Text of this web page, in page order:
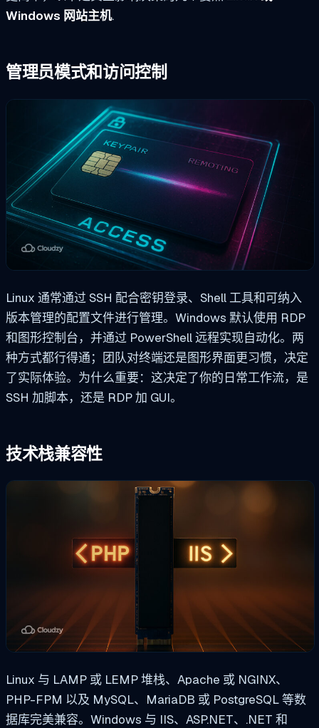
Windows 网站主机.
管理员模式和访问控制
Linux 通常通过 SSH 配合密钥登录、Shell 工具和可纳入
版本管理的配置文件进行管理。Windows 默认使用 RDP
和图形控制台，并通过 PowerShell 远程实现自动化。两
种方式都行得通；团队对终端还是图形界面更习惯，决定
了实际体验。为什么重要：这决定了你的日常工作流，是
SSH 加脚本，还是 RDP 加 GUI。
技术栈兼容性
Linux 与 LAMP 或 LEMP 堆栈、Apache 或 NGINX、
PHP-FPM 以及 MySQL、MariaDB 或 PostgreSQL 等数
据库完美兼容。Windows 与 IIS、ASP.NET、.NET 和